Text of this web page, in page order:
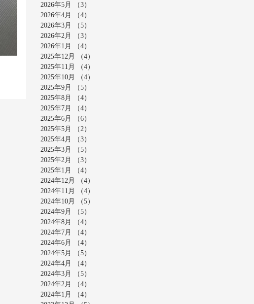
2026年5月
（3）
2026年4月
（4）
2026年3月
（5）
2026年2月
（3）
2026年1月
（4）
2025年12月
（4）
2025年11月
（4）
2025年10月
（4）
2025年9月
（5）
2025年8月
（4）
2025年7月
（4）
2025年6月
（6）
2025年5月
（2）
2025年4月
（3）
2025年3月
（5）
2025年2月
（3）
2025年1月
（4）
2024年12月
（4）
2024年11月
（4）
2024年10月
（5）
2024年9月
（5）
2024年8月
（4）
2024年7月
（4）
2024年6月
（4）
2024年5月
（5）
2024年4月
（4）
2024年3月
（5）
2024年2月
（4）
2024年1月
（4）